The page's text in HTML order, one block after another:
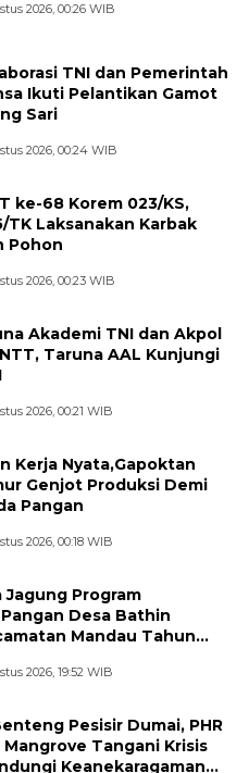
2026, 00:26 WIB
TNI dan Pemerintah
Ikuti Pelantikan Gamot
Sari
2026, 00:24 WIB
ke-68 Korem 023/KS,
TK Laksanakan Karbak
Pohon
2026, 00:23 WIB
Akademi TNI dan Akpol
Taruna AAL Kunjungi
2026, 00:21 WIB
Kerja Nyata,Gapoktan
Genjot Produksi Demi
Pangan
2026, 00:18 WIB
Jagung Program
Desa Bathin
Mandau Tahun
2026, 19:52 WIB
Pesisir Dumai, PHR
Tangani Krisis
Keanekaragaman